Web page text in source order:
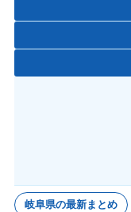
岐阜県の最新まとめ